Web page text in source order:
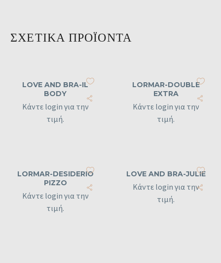
ΣΧΕΤΙΚΆ ΠΡΟΪΌΝΤΑ
LOVE AND BRA-IL
BODY
Κάντε login για την
τιμή.
LORMAR-DOUBLE
EXTRA
Κάντε login για την
τιμή.
LORMAR-DESIDERIO
PIZZO
Κάντε login για την
τιμή.
LOVE AND BRA-JULIE
Κάντε login για την
τιμή.